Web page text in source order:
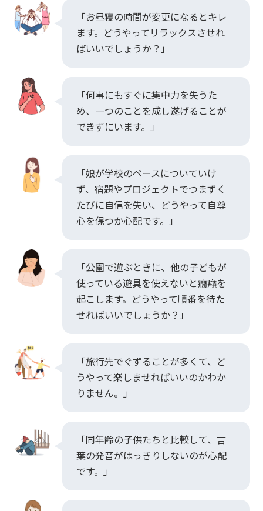
「お昼寝の時間が変更になるとキレ
ます。どうやってリラックスさせれ
ばいいでしょうか？」
「何事にもすぐに集中力を失うた
め、一つのことを成し遂げることが
できずにいます。」
「娘が学校のペースについていけ
ず、宿題やプロジェクトでつまずく
たびに自信を失い、どうやって自尊
心を保つか心配です。」
「公園で遊ぶときに、他の子どもが
使っている遊具を使えないと癇癪を
起こします。どうやって順番を待た
せればいいでしょうか？」
「旅行先でぐずることが多くて、ど
うやって楽しませればいいのかわか
りません。」
「同年齢の子供たちと比較して、言
葉の発音がはっきりしないのが心配
です。」